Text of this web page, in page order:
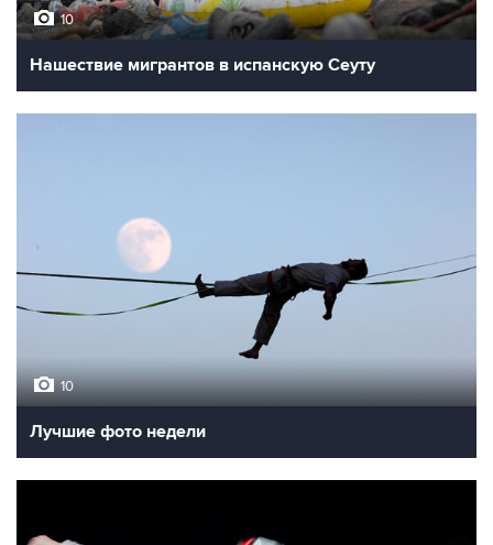
10
Нашествие мигрантов в испанскую Сеуту
10
Лучшие фото недели